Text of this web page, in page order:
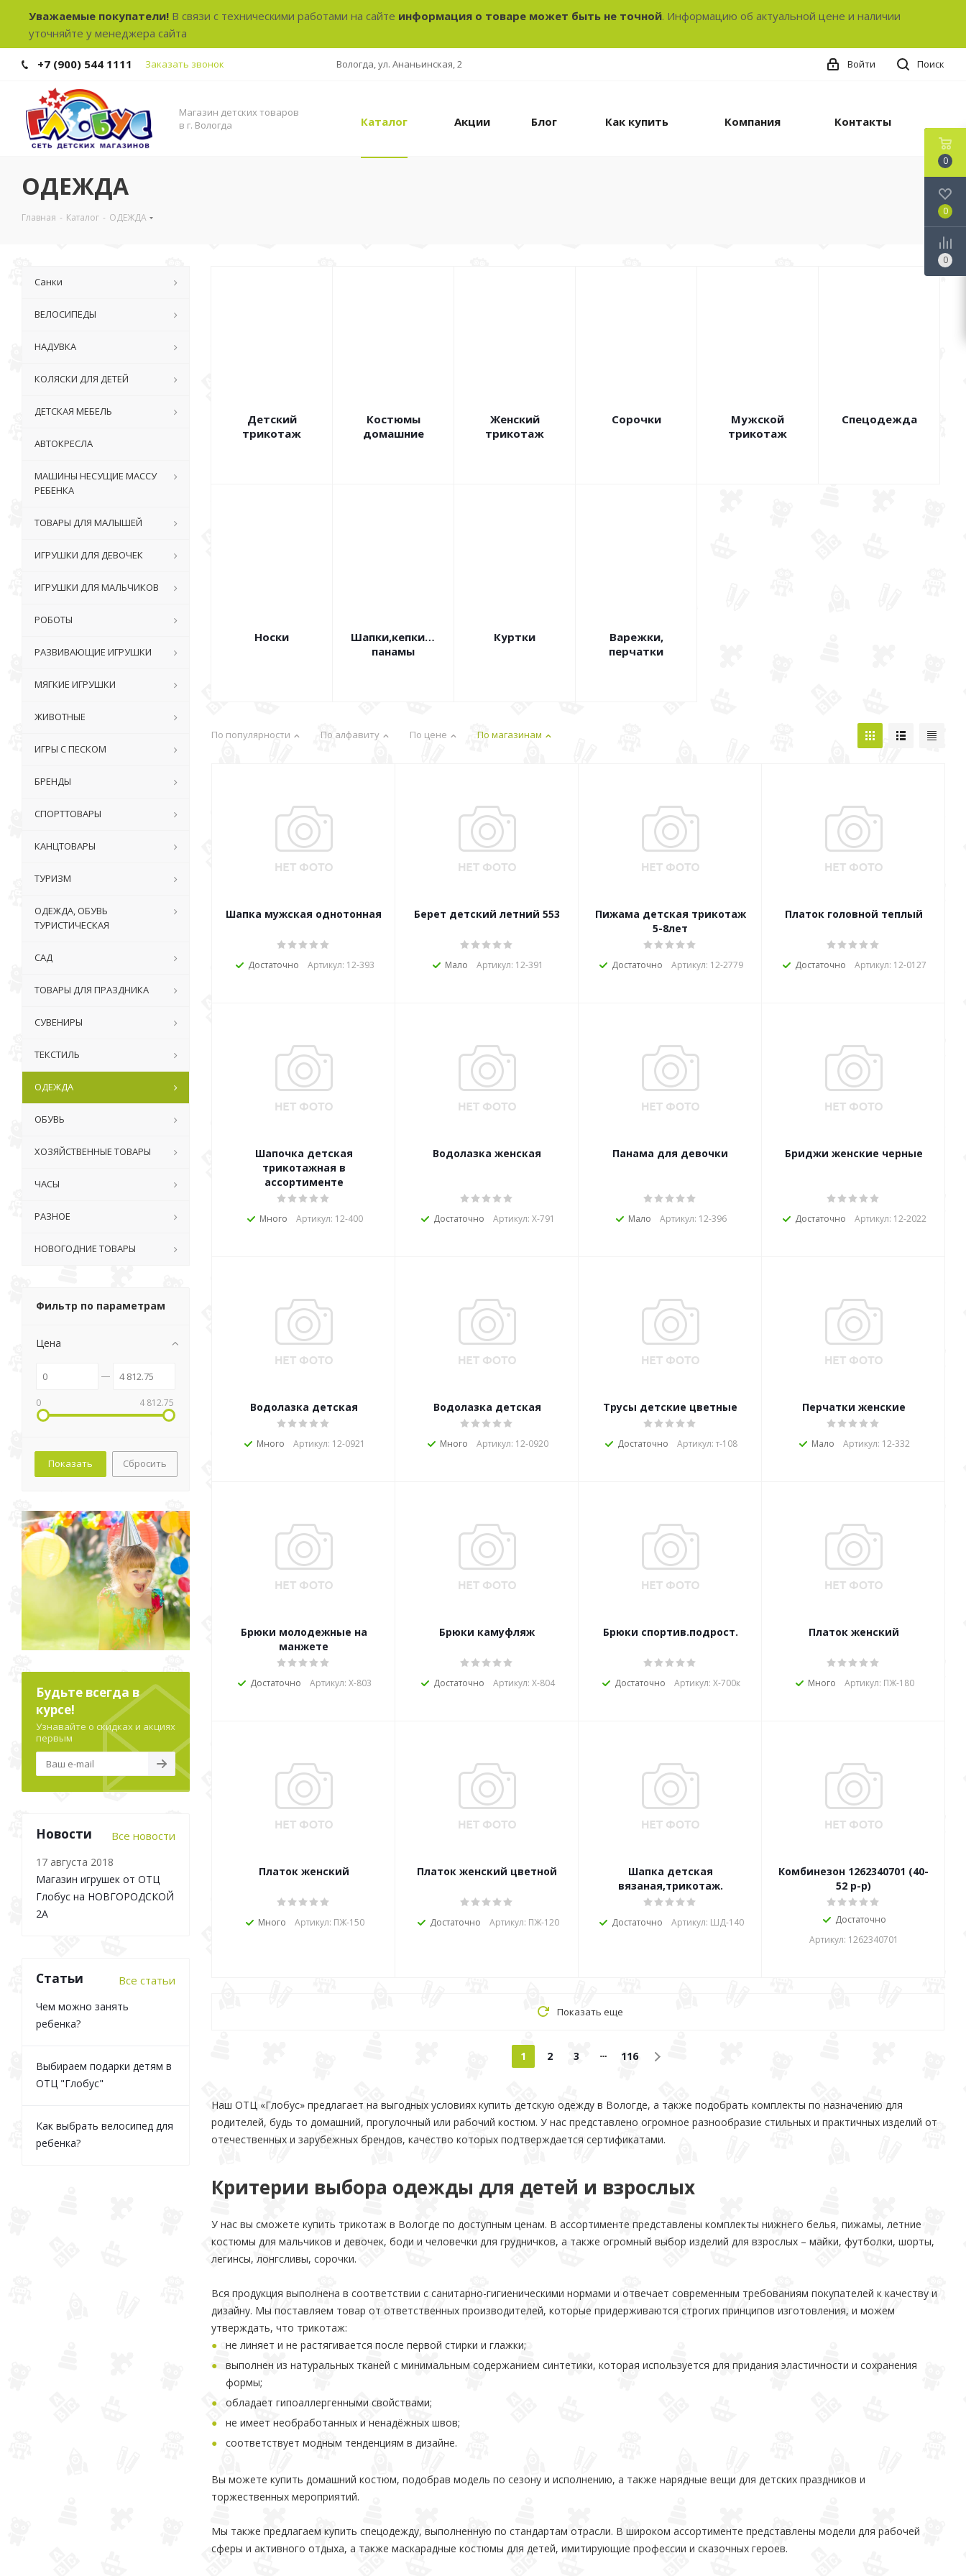
Уважаемые покупатели! В связи с техническими работами на сайте информация о товаре может быть не точной. Информацию об актуальной цене и наличии
уточняйте у менеджера сайта
+7 (900) 544 1111 Заказать звонок Вологда, ул. Ананьинская, 2 Поиск
Войти
Магазин детских товаров
в г. Вологда
Каталог Акции Блог Как купить Компания Контакты
ОДЕЖДА
Главная - Каталог - ОДЕЖДА
Детский
трикотаж
Костюмы
домашние
Женский
трикотаж
Сорочки
Мужской
трикотаж
Спецодежда
Носки
Шапки,кепки,банданы
панамы
Куртки
Варежки,
перчатки
По популярности По алфавиту По цене По магазинам
Шапка мужская однотонная
Достаточно Артикул: 12-393
Берет детский летний 553
Мало Артикул: 12-391
Пижама детская трикотаж
5-8лет
Достаточно Артикул: 12-2779
Платок головной теплый
Достаточно Артикул: 12-0127
Шапочка детская
трикотажная в
ассортименте
Много Артикул: 12-400
Водолазка женская
Достаточно Артикул: Х-791
Панама для девочки
Мало Артикул: 12-396
Бриджи женские черные
Достаточно Артикул: 12-2022
Водолазка детская
Много Артикул: 12-0921
Водолазка детская
Много Артикул: 12-0920
Трусы детские цветные
Достаточно Артикул: т-108
Перчатки женские
Мало Артикул: 12-332
Брюки молодежные на
манжете
Достаточно Артикул: Х-803
Брюки камуфляж
Достаточно Артикул: Х-804
Брюки спортив.подрост.
Достаточно Артикул: Х-700к
Платок женский
Много Артикул: ПЖ-180
Платок женский
Много Артикул: ПЖ-150
Платок женский цветной
Достаточно Артикул: ПЖ-120
Шапка детская
вязаная,трикотаж.
Достаточно Артикул: ШД-140
Комбинезон 1262340701 (40-
52 р-р)
Достаточно
Артикул: 1262340701
Показать еще
1 2 3 116
Наш ОТЦ «Глобус» предлагает на выгодных условиях купить детскую одежду в Вологде, а также подобрать комплекты по назначению для
родителей, будь то домашний, прогулочный или рабочий костюм. У нас представлено огромное разнообразие стильных и практичных изделий от
отечественных и зарубежных брендов, качество которых подтверждается сертификатами.
Критерии выбора одежды для детей и взрослых
У нас вы сможете купить трикотаж в Вологде по доступным ценам. В ассортименте представлены комплекты нижнего белья, пижамы, летние
костюмы для мальчиков и девочек, боди и человечки для грудничков, а также огромный выбор изделий для взрослых – майки, футболки, шорты,
легинсы, лонгсливы, сорочки.
Вся продукция выполнена в соответствии с санитарно-гигиеническими нормами и отвечает современным требованиям покупателей к качеству и
дизайну. Мы поставляем товар от ответственных производителей, которые придерживаются строгих принципов изготовления, и можем
утверждать, что трикотаж:
не линяет и не растягивается после первой стирки и глажки;
выполнен из натуральных тканей с минимальным содержанием синтетики, которая используется для придания эластичности и сохранения
формы;
обладает гипоаллергенными свойствами;
не имеет необработанных и ненадёжных швов;
соответствует модным тенденциям в дизайне.
Вы можете купить домашний костюм, подобрав модель по сезону и исполнению, а также нарядные вещи для детских праздников и
торжественных мероприятий.
Мы также предлагаем купить спецодежду, выполненную по стандартам отрасли. В широком ассортименте представлены модели для рабочей
сферы и активного отдыха, а также маскарадные костюмы для детей, имитирующие профессии и сказочных героев.
Санки
ВЕЛОСИПЕДЫ
НАДУВКА
КОЛЯСКИ ДЛЯ ДЕТЕЙ
ДЕТСКАЯ МЕБЕЛЬ
АВТОКРЕСЛА
МАШИНЫ НЕСУЩИЕ МАССУ
РЕБЕНКА
ТОВАРЫ ДЛЯ МАЛЫШЕЙ
ИГРУШКИ ДЛЯ ДЕВОЧЕК
ИГРУШКИ ДЛЯ МАЛЬЧИКОВ
РОБОТЫ
РАЗВИВАЮЩИЕ ИГРУШКИ
МЯГКИЕ ИГРУШКИ
ЖИВОТНЫЕ
ИГРЫ С ПЕСКОМ
БРЕНДЫ
СПОРТТОВАРЫ
КАНЦТОВАРЫ
ТУРИЗМ
ОДЕЖДА, ОБУВЬ
ТУРИСТИЧЕСКАЯ
САД
ТОВАРЫ ДЛЯ ПРАЗДНИКА
СУВЕНИРЫ
ТЕКСТИЛЬ
ОДЕЖДА
ОБУВЬ
ХОЗЯЙСТВЕННЫЕ ТОВАРЫ
ЧАСЫ
РАЗНОЕ
НОВОГОДНИЕ ТОВАРЫ
Фильтр по параметрам
Цена
0 4 812.75
Сбросить
Будьте всегда в
курсе!
Узнавайте о скидках и акциях
первым
Новости Все новости
17 августа 2018
Магазин игрушек от ОТЦ
Глобус на НОВГОРОДСКОЙ
2А
Статьи Все статьи
Чем можно занять
ребенка?
Выбираем подарки детям в
ОТЦ "Глобус"
Как выбрать велосипед для
ребенка?
0
0
0